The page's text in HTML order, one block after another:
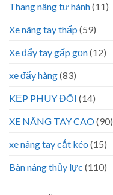
Thang nâng tự hành(11)
Xe nâng tay thấp (59)
Xe đẩy tay gấp gọn(12)
xe đẩy hàng(83)
KẸP PHUY ĐÔI (14)
XE NÂNG TAY CAO(90)
xe nâng tay cắt kéo (15)
Bàn nâng thủy lực (110)